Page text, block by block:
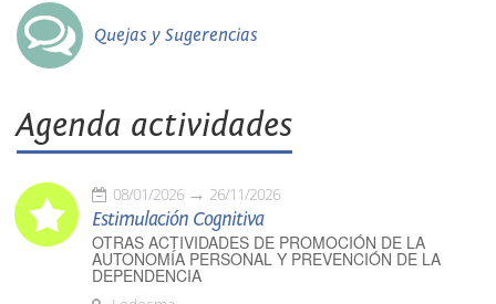
Quejas y Sugerencias
Agenda actividades
08/01/2026 26/11/2026
Estimulación Cognitiva
OTRAS ACTIVIDADES DE PROMOCIÓN DE LA
AUTONOMÍA PERSONAL Y PREVENCIÓN DE LA
DEPENDENCIA